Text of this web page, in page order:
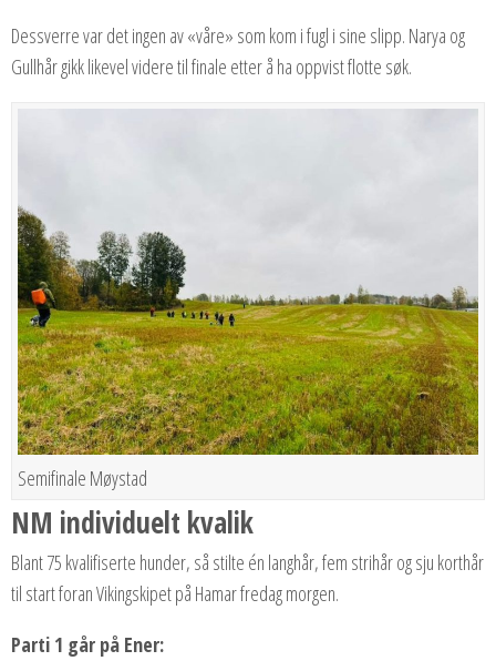
Dessverre var det ingen av «våre» som kom i fugl i sine slipp. Narya og
Gullhår gikk likevel videre til finale etter å ha oppvist flotte søk.
Semifinale Møystad
NM individuelt kvalik
Blant 75 kvalifiserte hunder, så stilte én langhår, fem strihår og sju korthår
til start foran Vikingskipet på Hamar fredag morgen.
Parti 1 går på Ener: